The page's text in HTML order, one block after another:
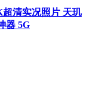
超清实况照片 天玑
器 5G